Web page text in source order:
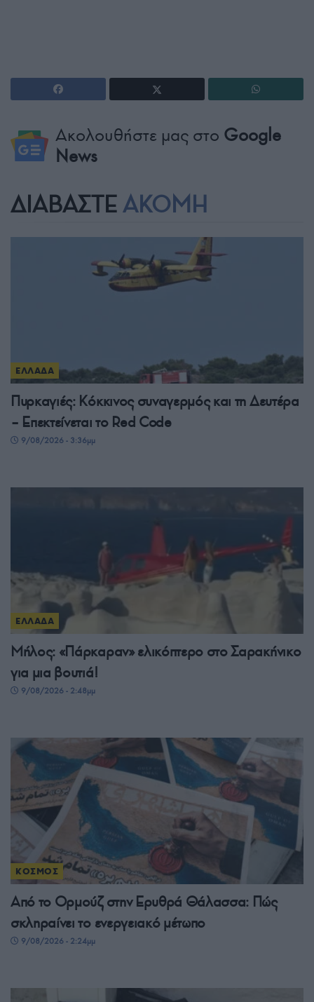
Ακολουθήστε μας στο Google
News
ΔΙΑΒΑΣΤΕ ΑΚΟΜΗ
ΕΛΛΑΔΑ
Πυρκαγιές: Κόκκινος συναγερμός και τη Δευτέρα
– Επεκτείνεται το Red Code
9/08/2026 - 3:36μμ
ΕΛΛΑΔΑ
Μήλος: «Πάρκαραν» ελικόπτερο στο Σαρακήνικο
για μια βουτιά!
9/08/2026 - 2:48μμ
ΚΟΣΜΟΣ
Από το Ορμούζ στην Ερυθρά Θάλασσα: Πώς
σκληραίνει το ενεργειακό μέτωπο
9/08/2026 - 2:24μμ